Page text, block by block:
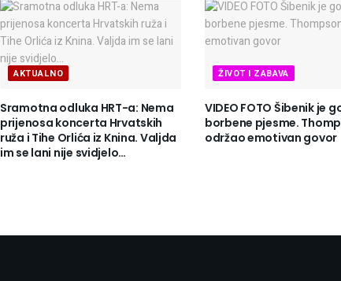
AKTUALNO
Sramotna odluka HRT-a: Nema
prijenosa koncerta Hrvatskih
ruža i Tihe Orlića iz Knina. Valjda
im se lani nije svidjelo…
ŽIVOT I ZABAVA
VIDEO FOTO Šibenik je
borbene pjesme.
održao emotivan govor